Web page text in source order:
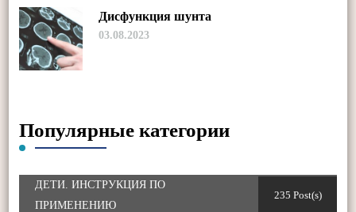
Дисфункция шунта
03.08.2023
Популярные категории
ДЕТИ. ИНСТРУКЦИЯ ПО
ПРИМЕНЕНИЮ
235 Post(s)